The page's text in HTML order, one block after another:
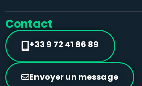
Contact
+33 9 72 41 86 89
Envoyer un message